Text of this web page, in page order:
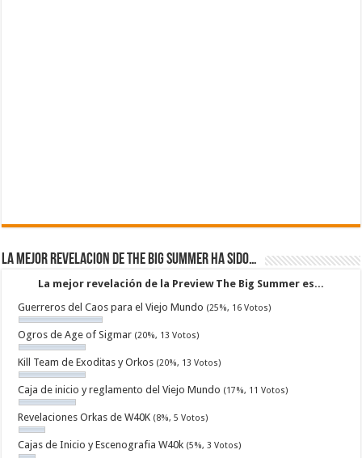
La mejor revelacion de The Big Summer ha sido…
La mejor revelación de la Preview The Big Summer es...
Guerreros del Caos para el Viejo Mundo (25%, 16 Votos)
Ogros de Age of Sigmar (20%, 13 Votos)
Kill Team de Exoditas y Orkos (20%, 13 Votos)
Caja de inicio y reglamento del Viejo Mundo (17%, 11 Votos)
Revelaciones Orkas de W40K (8%, 5 Votos)
Cajas de Inicio y Escenografia W40k (5%, 3 Votos)